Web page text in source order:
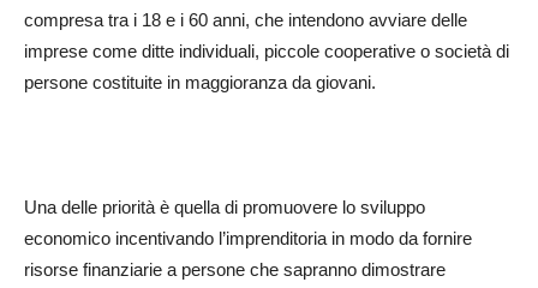
compresa tra i 18 e i 60 anni, che intendono avviare delle
imprese come ditte individuali, piccole cooperative o società di
persone costituite in maggioranza da giovani.
Una delle priorità è quella di promuovere lo sviluppo
economico incentivando l’imprenditoria in modo da fornire
risorse finanziarie a persone che sapranno dimostrare